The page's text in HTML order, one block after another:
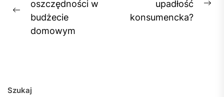
wpisu
Previous
post:
oszczędności w
budżecie
domowym
upadłość
konsumencka?
Szukaj